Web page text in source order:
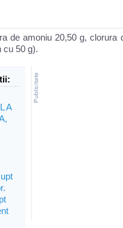
de amoniu 20,50 g, clorura
cu 50 g).
A